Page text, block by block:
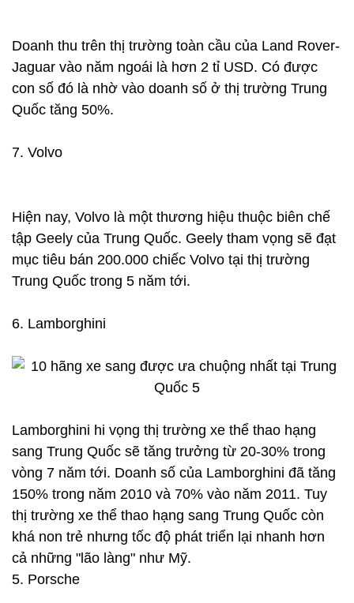
Doanh thu trên thị trường toàn cầu của Land Rover-
Jaguar vào năm ngoái là hơn 2 tỉ USD. Có được
con số đó là nhờ vào doanh số ở thị trường Trung
Quốc tăng 50%.
7. Volvo
Hiện nay, Volvo là một thương hiệu thuộc biên chế
tập Geely của Trung Quốc. Geely tham vọng sẽ đạt
mục tiêu bán 200.000 chiếc Volvo tại thị trường
Trung Quốc trong 5 năm tới.
6. Lamborghini
Lamborghini hi vọng thị trường xe thể thao hạng
sang Trung Quốc sẽ tăng trưởng từ 20-30% trong
vòng 7 năm tới. Doanh số của Lamborghini đã tăng
150% trong năm 2010 và 70% vào năm 2011. Tuy
thị trường xe thể thao hạng sang Trung Quốc còn
khá non trẻ nhưng tốc độ phát triển lại nhanh hơn
cả những "lão làng" như Mỹ.
5. Porsche